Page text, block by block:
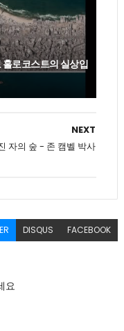
로코스트의 실상입
NEXT
자의 숲 - 존 캠벨 박사
DISQUS FACEBOOK
요